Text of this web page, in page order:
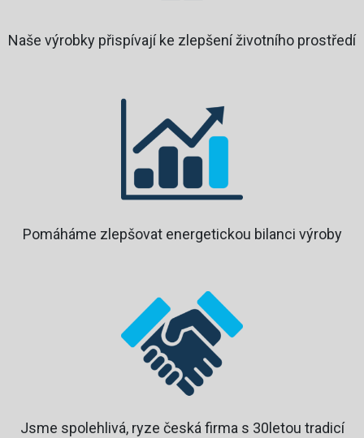
Naše výrobky přispívají ke zlepšení životního prostředí
Pomáháme zlepšovat energetickou bilanci výroby
Jsme spolehlivá, ryze česká firma s 30letou tradicí